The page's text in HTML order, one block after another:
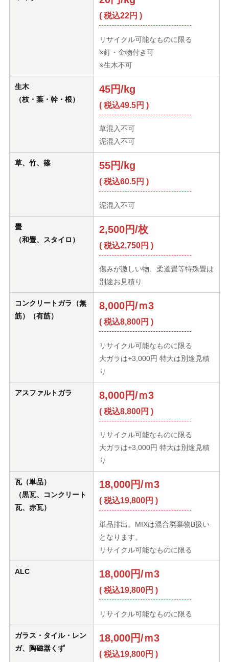
( 税込22円 )
リサイクル可能なものに限る
※釘・金物付き可
※生木不可
生木
（枝・葉・幹・根）
45円/kg
( 税込49.5円 )
草混入不可
泥混入不可
草、竹、篠 55円/kg
( 税込60.5円 )
泥混入不可
畳
（和畳、スタイロ）
2,500円/枚
( 税込2,750円 )
傷みが激しい物、柔道畳等特殊畳は
別途お見積り
コンクリートガラ（無
筋）（有筋）
8,000円/ｍ3
( 税込8,800円 )
リサイクル可能なものに限る
大ガラは+3,000円 特大は別途見積
り
アスファルトガラ 8,000円/ｍ3
( 税込8,800円 )
リサイクル可能なものに限る
大ガラは+3,000円 特大は別途見積
り
瓦（単品）
（黒瓦、コンクリート
瓦、赤瓦）
18,000円/ｍ3
( 税込19,800円 )
単品排出。MIXは混合廃棄物B扱い
となります。
リサイクル可能なものに限る
ALC 18,000円/ｍ3
( 税込19,800円 )
リサイクル可能なものに限る
ガラス・タイル・レン
ガ、陶磁器くず
18,000円/ｍ3
( 税込19,800円 )